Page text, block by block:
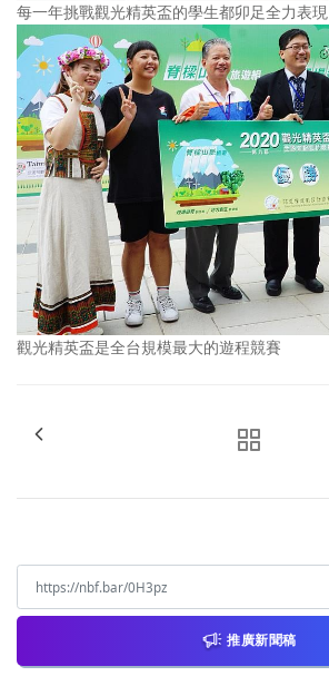
每一年挑戰觀光精英盃的學生都卯足全力表現
觀光精英盃是全台規模最大的遊程競賽
推廣新聞稿